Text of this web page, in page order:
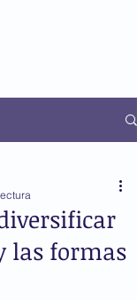
las formas